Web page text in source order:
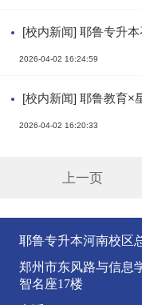
[校内新闻] 耶鲁专升
2026-04-02 16:24:59
[校内新闻] 耶鲁教育×
2026-04-02 16:20:33
上一页
耶鲁专升本河南校区
郑州市东风路与信息
智名座17楼